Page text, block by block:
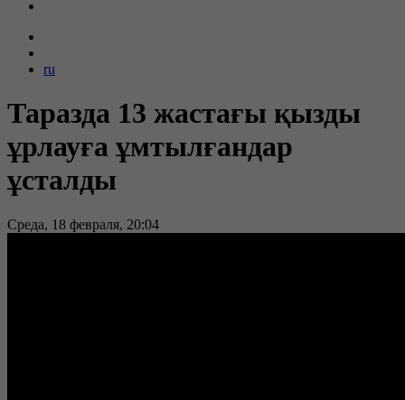
ru
Таразда 13 жастағы қызды
ұрлауға ұмтылғандар
ұсталды
Среда, 18 февраля, 20:04